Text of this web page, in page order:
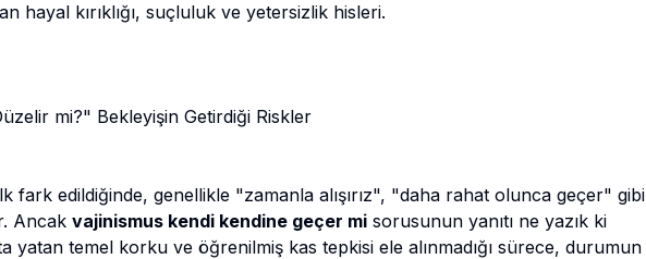
hayal kırıklığı, suçluluk ve yetersizlik hisleri.
mi?" Bekleyişin Getirdiği Riskler
fark edildiğinde, genellikle "zamanla alışırız", "daha rahat olunca geçer" gibi
Ancak vajinismus kendi kendine geçer mi sorusunun yanıtı ne yazık ki
yatan temel korku ve öğrenilmiş kas tepkisi ele alınmadığı sürece, durumun